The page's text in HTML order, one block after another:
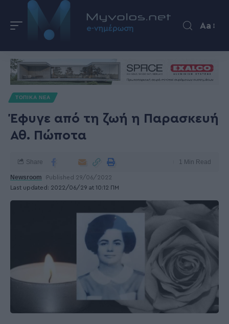
Aa
ΤΟΠΙΚΑ ΝΕΑ
Έφυγε από τη ζωή η Παρασκευή
Αθ. Πώποτα
Last updated: 2022/06/29 at 10:12 ΠΜ
Newsroom Published 29/06/2022
Share 1 Min Read